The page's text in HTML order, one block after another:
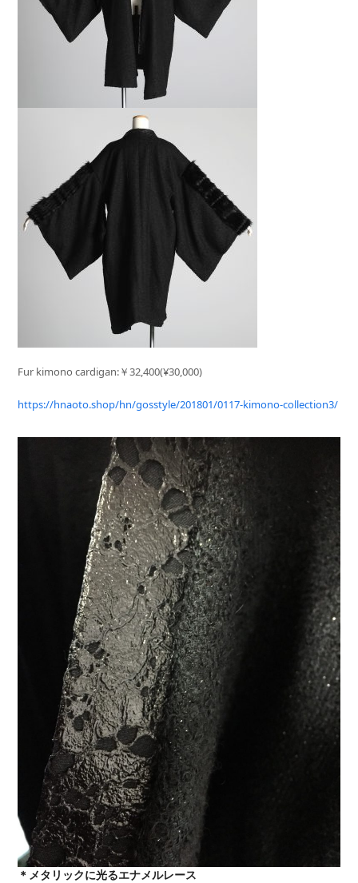
Fur kimono cardigan:￥32,400(¥30,000)
https://hnaoto.shop/hn/gosstyle/201801/0117-kimono-collection3/
＊メタリックに光るエナメルレース